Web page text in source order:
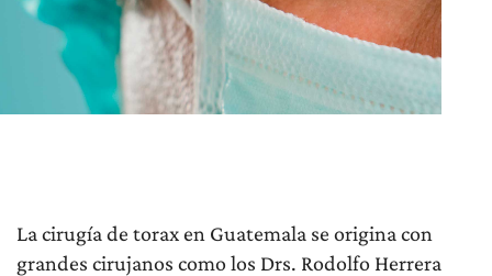
La cirugía de torax en Guatemala se origina con
grandes cirujanos como los Drs. Rodolfo Herrera